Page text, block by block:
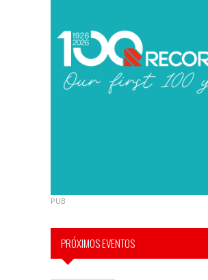
PUB
PRÓXIMOS EVENTOS